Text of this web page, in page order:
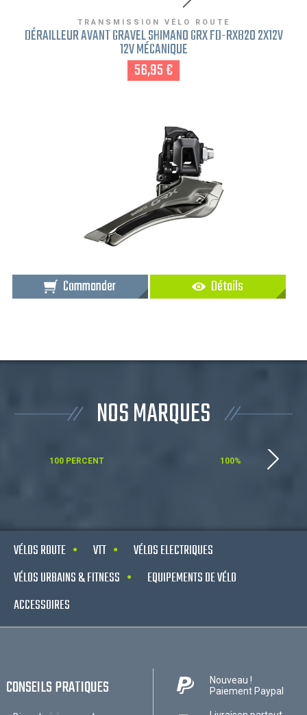
TRANSMISSION VÉLO ROUTE
DÉRAILLEUR AVANT GRAVEL SHIMANO GRX FD-RX820 2X12V
12V MÉCANIQUE
56,95 €
Commander Détails
NOS MARQUES
100 PERCENT 100%
VÉLOS ROUTE VTT
VÉLOS ELECTRIQUES
VÉLOS URBAINS & FITNESS
EQUIPEMENTS DE VÉLO
ACCESSOIRES
CONSEILS PRATIQUES
Nouveau !
Paiement Paypal